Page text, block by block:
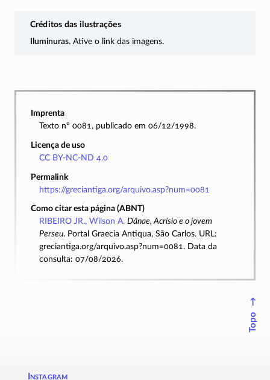
Créditos das ilustrações
Iluminuras. Ative o link das imagens.
Imprenta
Texto nº 0081, publicado em 06/12/1998.
Licença de uso
CC BY-NC-ND 4.0
Permalink
https://greciantiga.org/arquivo.asp?num=0081
Como citar esta página (ABNT)
RIBEIRO JR., Wilson A. Dânae, Acrísio e o jovem
Perseu. Portal Graecia Antiqua, São Carlos. URL:
greciantiga.org/arquivo.asp?num=0081. Data da
consulta: 07/08/2026.
↑
Topo
Instagram